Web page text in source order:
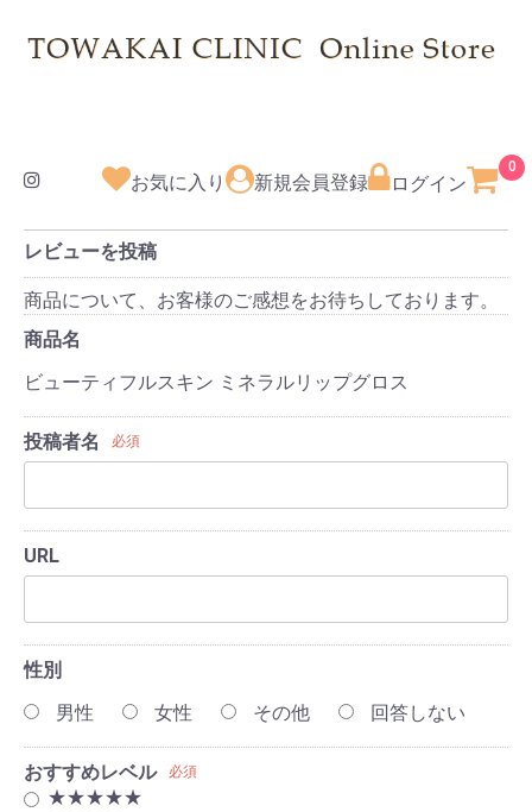
お気に入り 新規会員登録 ログイン
0
レビューを投稿
商品について、お客様のご感想をお待ちしております。
商品名
ビューティフルスキン ミネラルリップグロス
投稿者名 必須
URL
性別
男性
女性 その他 回答しない
おすすめレベル 必須
★★★★★